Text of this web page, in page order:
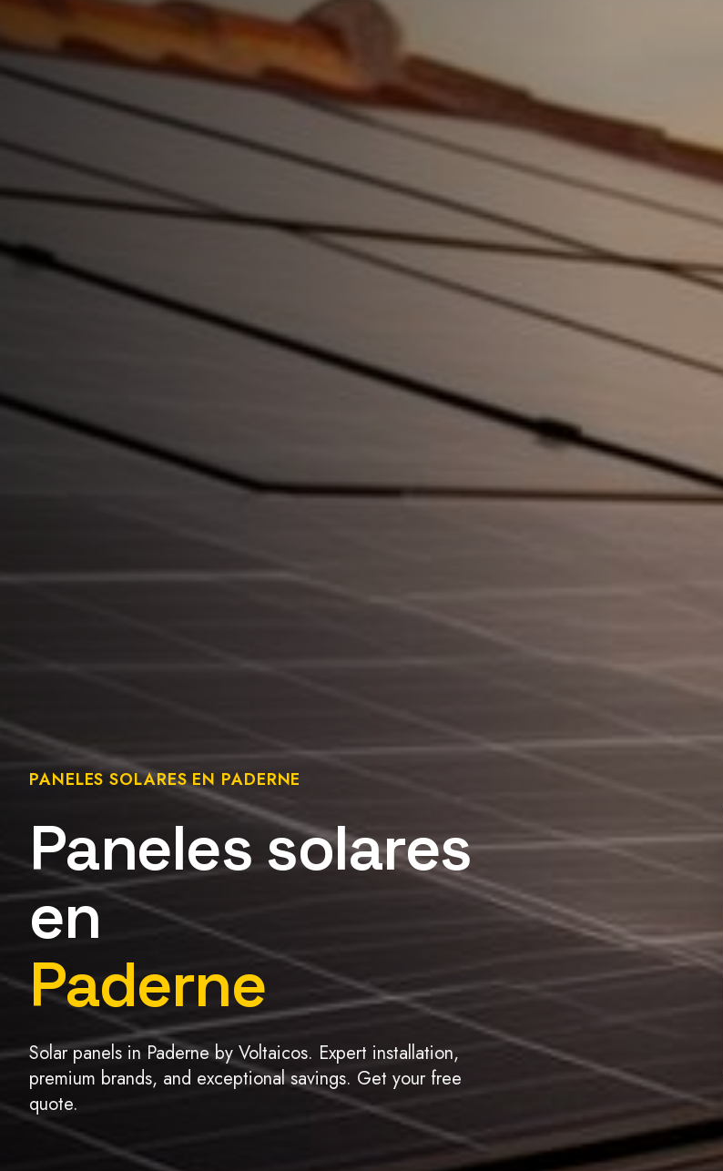
PANELES SOLARES EN PADERNE
Paneles solares
en
Paderne
Solar panels in Paderne by Voltaicos. Expert installation,
premium brands, and exceptional savings. Get your free
quote.